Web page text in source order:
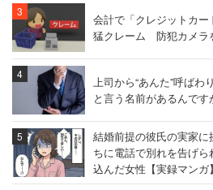
会計で「クレジットカ
猛クレーム 防犯カメラ
上司から“あんた”呼ば
と言う名前があるんで
結婚前提の彼氏の実家に
ちに電話で別れを告げ
込んだ女性【実録マンガ】